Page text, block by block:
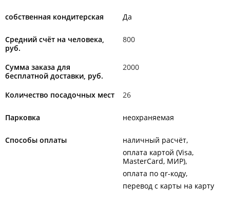
собственная кондитерская Да
Средний счёт на человека,
руб.
800
Сумма заказа для
бесплатной доставки, руб.
2000
Количество посадочных мест 26
Парковка неохраняемая
Способы оплаты
наличный расчёт
оплата картой (Visa,
MasterCard, МИР)
оплата по qr-коду
перевод с карты на карту